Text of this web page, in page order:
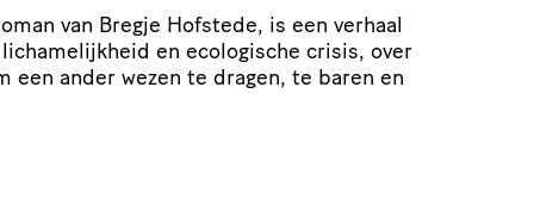
van Bregje Hofstede, is een verhaal
en ecologische crisis, over
een ander wezen te dragen, te baren en